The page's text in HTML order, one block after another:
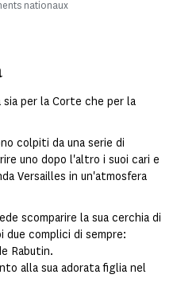
nationaux
per la Corte che per la
colpiti da una serie di
uno dopo l'altro i suoi cari e
Versailles in un'atmosfera
scomparire la sua cerchia di
due complici di sempre:
Rabutin.
alla sua adorata figlia nel